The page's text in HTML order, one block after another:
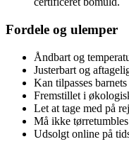
Fordele og ulemper
Åndbart og
Justerbart og
Kan tilpasses
Fremstillet i
Let at tage med på
Må ikke
Udsolgt online på